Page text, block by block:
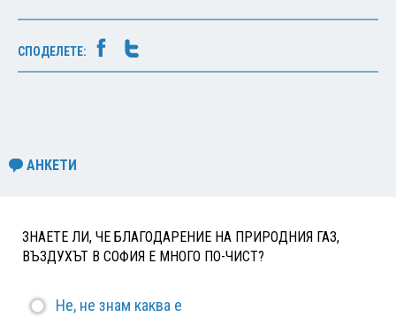
СПОДЕЛЕТЕ:
АНКЕТИ
ЗНАЕТЕ ЛИ, ЧЕ БЛАГОДАРЕНИЕ НА ПРИРОДНИЯ ГАЗ,
ВЪЗДУХЪТ В СОФИЯ Е МНОГО ПО-ЧИСТ?
Не, не знам каква е